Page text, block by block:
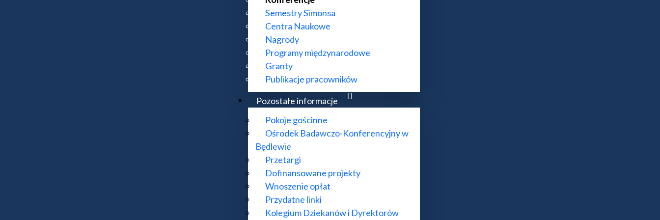
Semestry Simonsa
Centra Naukowe
Nagrody
Programy międzynarodowe
Granty
Publikacje pracowników
Pozostałe informacje
Pokoje gościnne
Ośrodek Badawczo-Konferencyjny w
Będlewie
Przetargi
Dofinansowane projekty
Wnoszenie opłat
Przydatne linki
Kolegium Dziekanów i Dyrektorów